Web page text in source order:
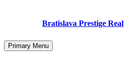
Bratislava Prestige Real
Primary Menu